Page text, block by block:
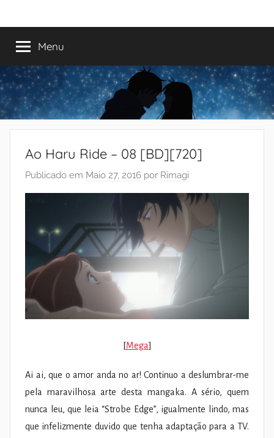
paraMundo
do
Shoujo
anos
a
trazer-
romances
Menu
Ao Haru Ride – 08 [BD][720]
Publicado em Maio 27, 2016 por Rimagi
[Mega]
Ai ai, que o amor anda no ar! Continuo a deslumbrar-me
pela maravilhosa arte desta mangaka. A sério, quem
nunca leu, que leia “Strobe Edge”, igualmente lindo, mas
que infelizmente duvido que tenha adaptação para a TV.